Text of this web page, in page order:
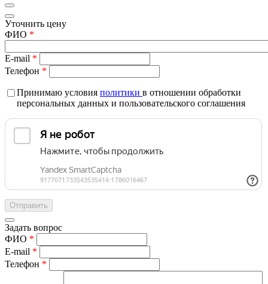
Уточнить цену
ФИО *
E-mail *
Телефон *
Принимаю условия политики в отношении обработки
персональных данных и пользовательского соглашения
Задать вопрос
ФИО *
E-mail *
Телефон *